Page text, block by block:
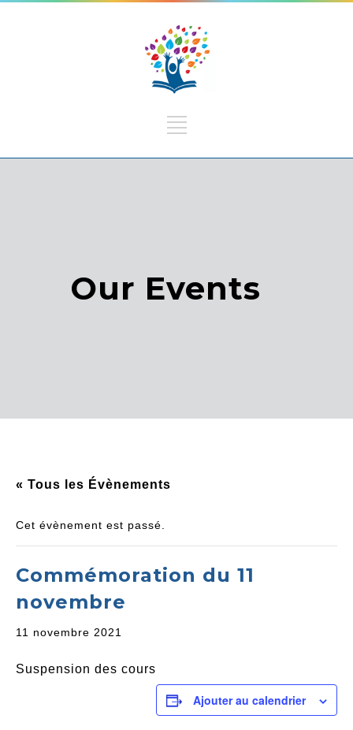
Our Events
« Tous les Évènements
Cet évènement est passé.
Commémoration du 11
novembre
11 novembre 2021
Suspension des cours
Ajouter au calendrier